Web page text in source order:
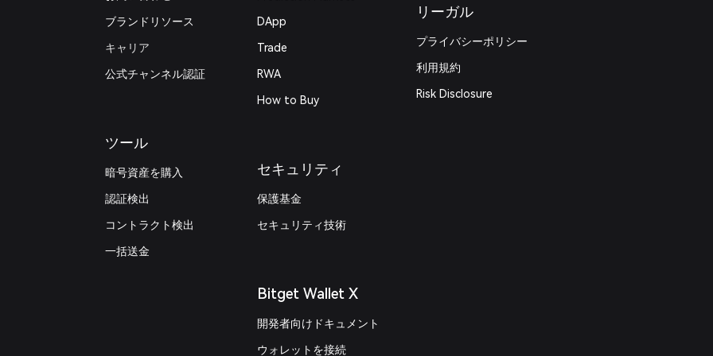
ブランドリソース
キャリア
公式チャンネル認証
ツール
暗号資産を購入
認証検出
コントラクト検出
一括送金
DApp
Trade
RWA
How to Buy
セキュリティ
保護基金
セキュリティ技術
Bitget Wallet X
開発者向けドキュメント
ウォレットを接続
リーガル
プライバシーポリシー
利用規約
Risk Disclosure